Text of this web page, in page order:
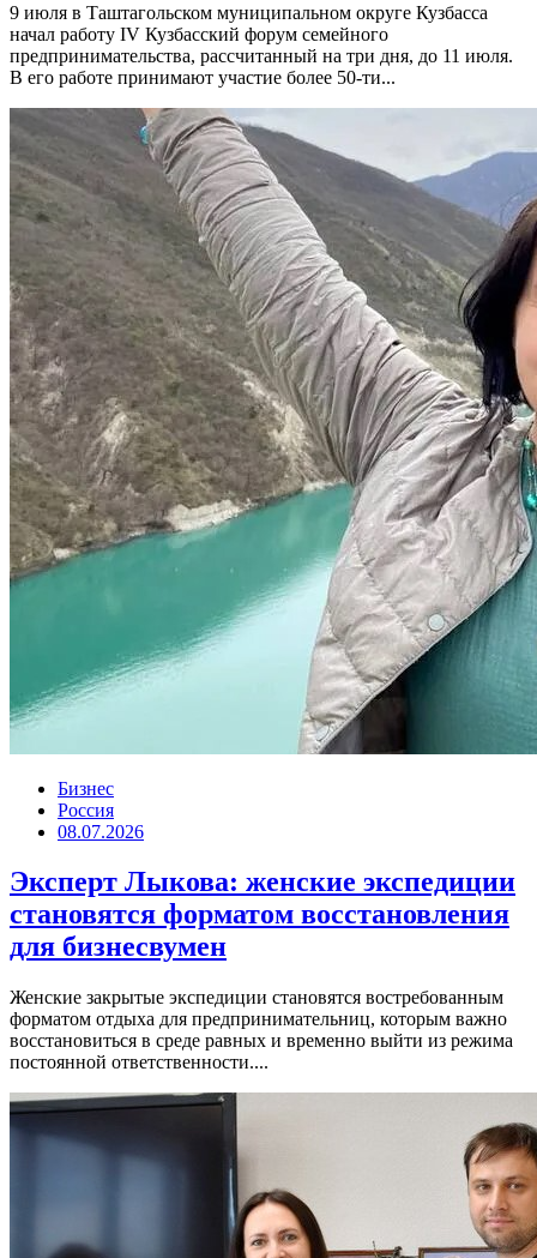
9 июля в Таштагольском муниципальном округе Кузбасса
начал работу IV Кузбасский форум семейного
предпринимательства, рассчитанный на три дня, до 11 июля.
В его работе принимают участие более 50-ти...
Бизнес
Россия
08.07.2026
Эксперт Лыкова: женские экспедиции
становятся форматом восстановления
для бизнесвумен
Женские закрытые экспедиции становятся востребованным
форматом отдыха для предпринимательниц, которым важно
восстановиться в среде равных и временно выйти из режима
постоянной ответственности....